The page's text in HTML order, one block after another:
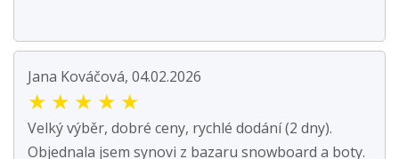
Jana Kováčová, 04.02.2026
★ ★ ★ ★ ★
Velký výběr, dobré ceny, rychlé dodání (2 dny).
Objednala jsem synovi z bazaru snowboard a boty.